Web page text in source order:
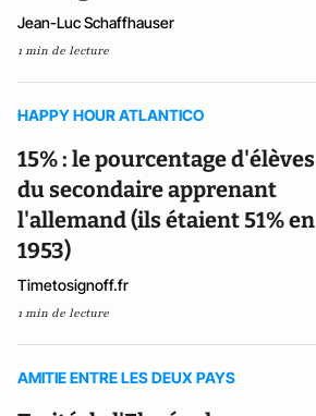
Jean-Luc Schaffhauser
1 min de lecture
HAPPY HOUR ATLANTICO
15% : le pourcentage d'élèves
du secondaire apprenant
l'allemand (ils étaient 51% en
1953)
Timetosignoff.fr
1 min de lecture
AMITIE ENTRE LES DEUX PAYS